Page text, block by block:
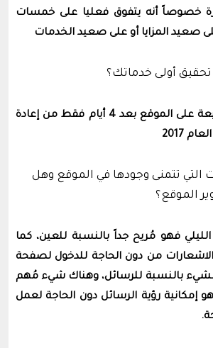
أنه يتفوق فعليا على خمسات
صعيد المزايا أو على صعيد الخدمات
أولى خدماتك؟
كانت أول خدمة مبيعة على الموقع بعد 4 أيام فقط من إعادة
2017
التي تتمنى وجودها في الموقع وهل
الموقع؟
فهو مُريح جداً بالنسبة للعين، كما
الاشعارات من دون الحاجة للدخول لصفحة
بالنسبة للرسائل، وهناك شيء مُهم
إمكانية رؤية الرسائل دون الحاجة لعمل